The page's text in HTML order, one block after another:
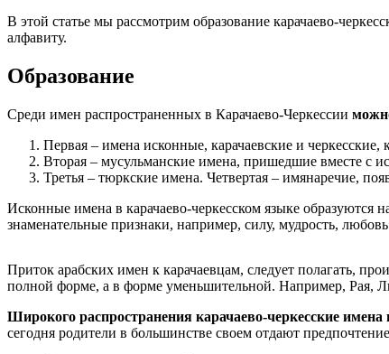
В этой статье мы рассмотрим образование карачаево-
алфавиту.
Образование
Среди имен распространенных в Карачаево-Черкессии
Первая – имена исконные, карачаевские и
Вторая – мусульманские имена, пришедшие вместе с
Третья – тюркские имена. Четвертая – имянаречие,
Исконные имена в карачаево-черкесском языке образуются
знаменательные признаки, например, силу, мудрость,
Приток арабских имен к карачаевцам, следует полагать,
полной форме, а в форме уменьшительной. Например, Рая,
Широкого распространения карачаево-черкесские имена
сегодня родители в большинстве своем отдают